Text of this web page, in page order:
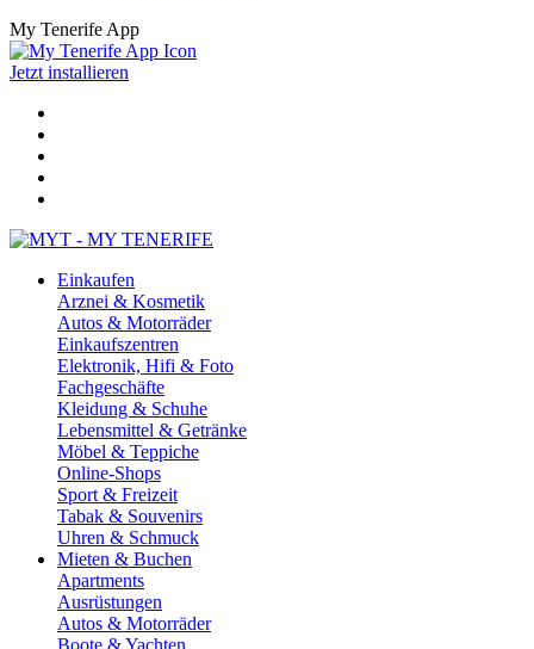
My Tenerife App
Jetzt installieren
Einkaufen
Arznei & Kosmetik
Autos & Motorräder
Einkaufszentren
Elektronik, Hifi & Foto
Fachgeschäfte
Kleidung & Schuhe
Lebensmittel & Getränke
Möbel & Teppiche
Online-Shops
Sport & Freizeit
Tabak & Souvenirs
Uhren & Schmuck
Mieten & Buchen
Apartments
Ausrüstungen
Autos & Motorräder
Boote & Yachten